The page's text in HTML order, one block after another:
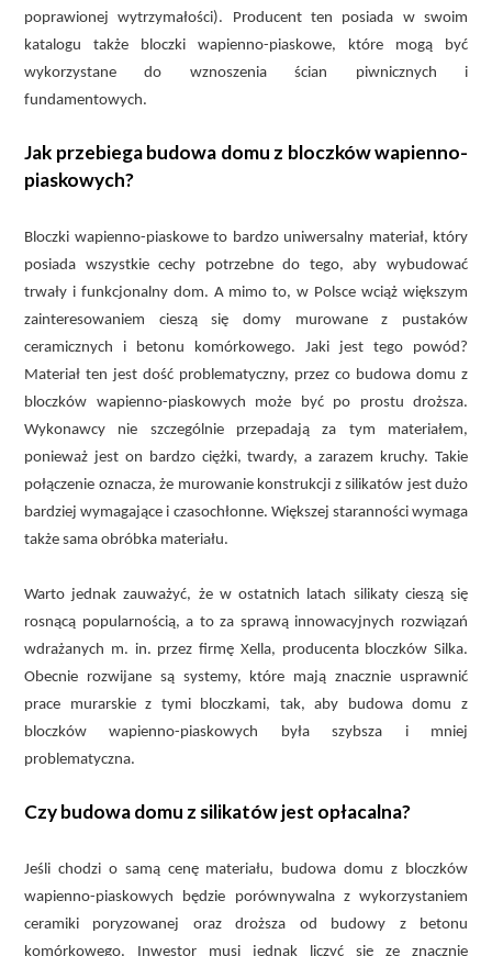
poprawionej wytrzymałości). Producent ten posiada w swoim
katalogu także bloczki wapienno-piaskowe, które mogą być
wykorzystane do wznoszenia ścian piwnicznych i
fundamentowych.
Jak przebiega budowa domu z bloczków wapienno-
piaskowych?
Bloczki wapienno-piaskowe to bardzo uniwersalny materiał, który
posiada wszystkie cechy potrzebne do tego, aby wybudować
trwały i funkcjonalny dom. A mimo to, w Polsce wciąż większym
zainteresowaniem cieszą się domy murowane z pustaków
ceramicznych i betonu komórkowego. Jaki jest tego powód?
Materiał ten jest dość problematyczny, przez co budowa domu z
bloczków wapienno-piaskowych może być po prostu droższa.
Wykonawcy nie szczególnie przepadają za tym materiałem,
ponieważ jest on bardzo ciężki, twardy, a zarazem kruchy. Takie
połączenie oznacza, że murowanie konstrukcji z silikatów jest dużo
bardziej wymagające i czasochłonne. Większej staranności wymaga
także sama obróbka materiału.
Warto jednak zauważyć, że w ostatnich latach silikaty cieszą się
rosnącą popularnością, a to za sprawą innowacyjnych rozwiązań
wdrażanych m. in. przez firmę Xella, producenta bloczków Silka.
Obecnie rozwijane są systemy, które mają znacznie usprawnić
prace murarskie z tymi bloczkami, tak, aby budowa domu z
bloczków wapienno-piaskowych była szybsza i mniej
problematyczna.
Czy budowa domu z silikatów jest opłacalna?
Jeśli chodzi o samą cenę materiału, budowa domu z bloczków
wapienno-piaskowych będzie porównywalna z wykorzystaniem
ceramiki poryzowanej oraz droższa od budowy z betonu
komórkowego. Inwestor musi jednak liczyć się ze znacznie